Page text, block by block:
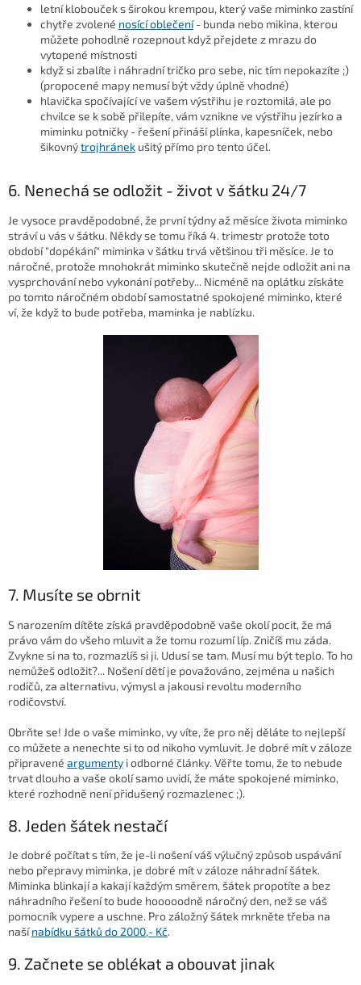
letní klobouček s širokou krempou, který vaše miminko zastíní
chytře zvolené nosící oblečení- bunda nebo mikina, kterou
můžete pohodlně rozepnout když přejdete z mrazu do
vytopené místnosti
když si zbalíte i náhradní tričko pro sebe, nic tím nepokazíte ;)
(propocené mapy nemusí být vždy úplně vhodné)
hlavička spočívající ve vašem výstřihu je roztomilá, ale po
chvilce se k sobě přilepíte, vám vznikne ve výstřihu jezírko a
miminku potničky - řešení přináší plínka, kapesníček, nebo
šikovnýtrojhránek ušitý přímo pro tento účel.
6. Nenechá se odložit - život v šátku 24/7
Je vysoce pravděpodobné, že první týdny až měsíce života miminko
stráví u vás v šátku. Někdy se tomu říká 4. trimestr protože toto
období "dopékání" miminka v šátku trvá většinou tři měsíce. Je to
náročné, protože mnohokrát miminko skutečně nejde odložit ani na
vysprchování nebo vykonání potřeby... Nicméně na oplátku získáte
po tomto náročném období samostatné spokojené miminko, které
ví, že když to bude potřeba, maminka je nablízku.
7. Musíte se obrnit
S narozením dítěte získá pravděpodobně vaše okolí pocit, že má
právo vám do všeho mluvit a že tomu rozumí líp. Zničíš mu záda.
Zvykne si na to, rozmazlíš si ji. Udusí se tam. Musí mu být teplo. To ho
nemůžeš odložit?... Nošení dětí je považováno, zejména u našich
rodičů, za alternativu, výmysl a jakousi revoltu moderního
rodičovství.
Obrňte se! Jde o vaše miminko, vy víte, že pro něj děláte to nejlepší
co můžete a nenechte si to od nikoho vymluvit. Je dobré mít v záloze
připravené argumenty i odborné články. Věřte tomu, že to nebude
trvat dlouho a vaše okolí samo uvidí, že máte spokojené miminko,
které rozhodně není přidušený rozmazlenec ;).
8. Jeden šátek nestačí
Je dobré počítat s tím, že je-li nošení váš výlučný způsob uspávání
nebo přepravy miminka, je dobré mít v záloze náhradní šátek.
Miminka blinkají a kakají každým směrem, šátek propotíte a bez
náhradního řešení to bude hooooodně náročný den, než se váš
pomocník vypere a uschne. Pro záložný šátek mrkněte třeba na
našínabídku šátků do 2000,- Kč.
9. Začnete se oblékat a obouvat jinak